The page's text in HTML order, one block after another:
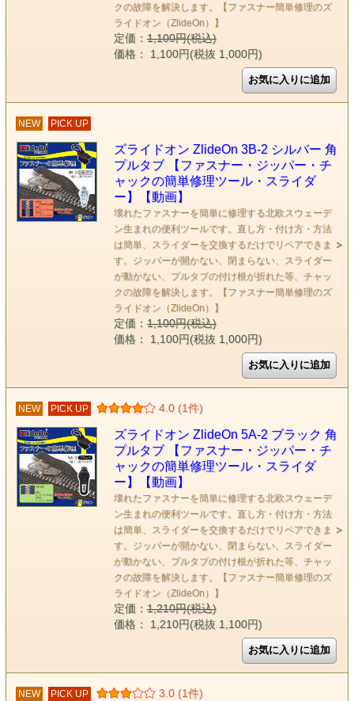
クの故障を解決します。【ファスナー簡単修理のズ
ライドオン（ZlideOn）】
定価：1,100円(税込)
価格： 1,100円(税抜 1,000円)
NEW PICK UP
ズライドオン ZlideOn 3B-2 シルバー 角
プルタブ 【ファスナー・ジッパー・チ
ャックの簡単修理ツール・スライダ
ー】【動画】
壊れたファスナーを簡単に修理する北欧スウェーデ
ン生まれの便利ツールです。直し方・付け方・方法
は簡単、スライダーを交換するだけでリペアできま
す。ジッパーが開かない、閉まらない、スライダー
が動かない、プルタブの付け根が折れた等、チャッ
クの故障を解決します。【ファスナー簡単修理のズ
ライドオン（ZlideOn）】
定価：1,100円(税込)
価格： 1,100円(税抜 1,000円)
NEW PICK UP 4.0 (1件)
ズライドオン ZlideOn 5A-2 ブラック 角
プルタブ 【ファスナー・ジッパー・チ
ャックの簡単修理ツール・スライダ
ー】【動画】
壊れたファスナーを簡単に修理する北欧スウェーデ
ン生まれの便利ツールです。直し方・付け方・方法
は簡単、スライダーを交換するだけでリペアできま
す。ジッパーが開かない、閉まらない、スライダー
が動かない、プルタブの付け根が折れた等、チャッ
クの故障を解決します。【ファスナー簡単修理のズ
ライドオン（ZlideOn）】
定価：1,210円(税込)
価格： 1,210円(税抜 1,100円)
NEW PICK UP 3.0 (1件)